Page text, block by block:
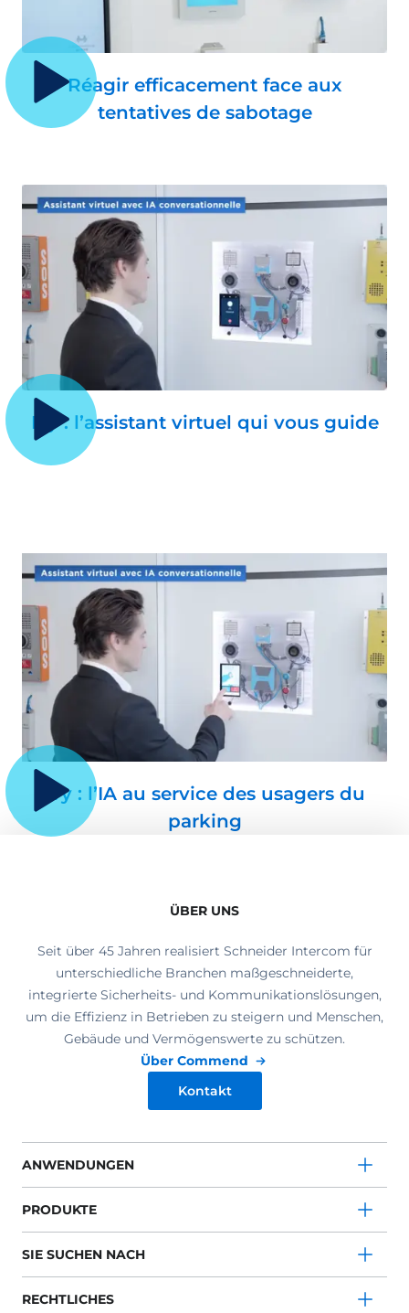
Réagir efficacement face aux
tentatives de sabotage
Ivy : l’assistant virtuel qui vous guide
Ivy : l’IA au service des usagers du
parking
ÜBER UNS
Seit über 45 Jahren realisiert Schneider Intercom für
unterschiedliche Branchen maßgeschneiderte,
integrierte Sicherheits- und Kommunikationslösungen,
um die Effizienz in Betrieben zu steigern und Menschen,
Gebäude und Vermögenswerte zu schützen.
Über Commend
Kontakt
ANWENDUNGEN
PRODUKTE
SIE SUCHEN NACH
RECHTLICHES